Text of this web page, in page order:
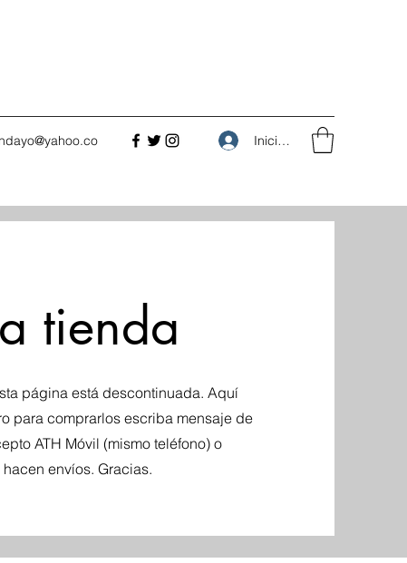
Iniciar sesión
tienda
página está descontinuada. Aquí
para comprarlos escriba mensaje de
ATH Móvil (mismo teléfono) o
hacen envíos. Gracias.